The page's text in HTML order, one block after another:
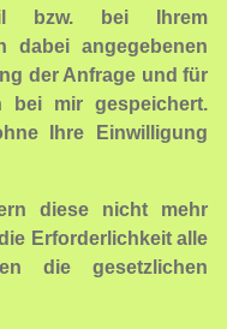
bzw. bei Ihrem
angegebenen
der Anfrage und für
bei mir gespeichert.
Ihre Einwilligung
diese nicht mehr
Erforderlichkeit alle
die gesetzlichen